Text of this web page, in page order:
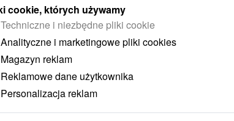
od485,22zł
/noc/osoba
i
i Spa: Jeden z
przez
stresu
cookie, których używamy
Techniczne i niezbędne pliki cookie
Analityczne i marketingowe pliki cookies
Magazyn reklam
Reklamowe dane użytkownika
Personalizacja reklam